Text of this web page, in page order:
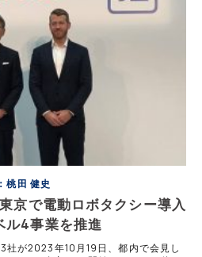
桃田 健史
京で電動ロボタクシー導入
ル4事業を推進
社が2023年10月19日、都内で会見し